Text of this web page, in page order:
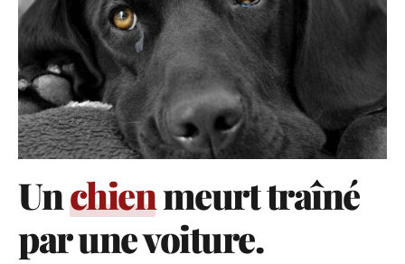
Unchienmeurt traîné
par une voiture.